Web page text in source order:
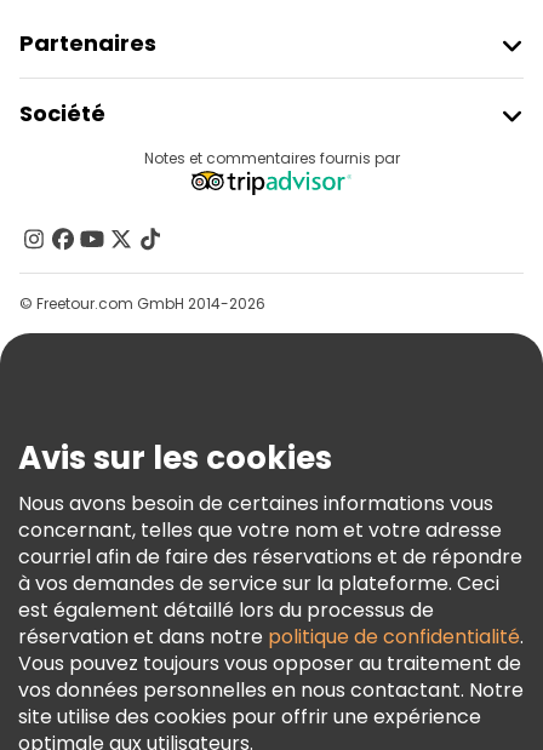
Partenaires
Connexion Du Fournisseur
Programme D’affiliation
Société
Contactez-Nous
Groupes
Aide
Conditions Générales Et Mentions Légales
Politique En Matière De Cookies
Freetour Prix
Programme De Fidélité
Notes et commentaires fournis par
© Freetour.com GmbH 2014-2026
Avis sur les cookies
Nous avons besoin de certaines informations vous
concernant, telles que votre nom et votre adresse
courriel afin de faire des réservations et de répondre
à vos demandes de service sur la plateforme. Ceci
est également détaillé lors du processus de
réservation et dans notre politique de confidentialité.
Vous pouvez toujours vous opposer au traitement de
vos données personnelles en nous contactant. Notre
site utilise des cookies pour offrir une expérience
optimale aux utilisateurs.